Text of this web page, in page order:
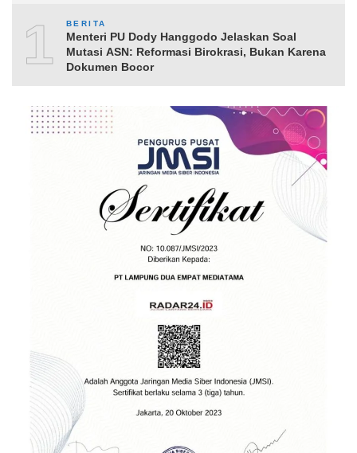
10BERITA
Menteri PU Dody Hanggodo Jelaskan Soal
Mutasi ASN: Reformasi Birokrasi, Bukan Karena
Dokumen Bocor